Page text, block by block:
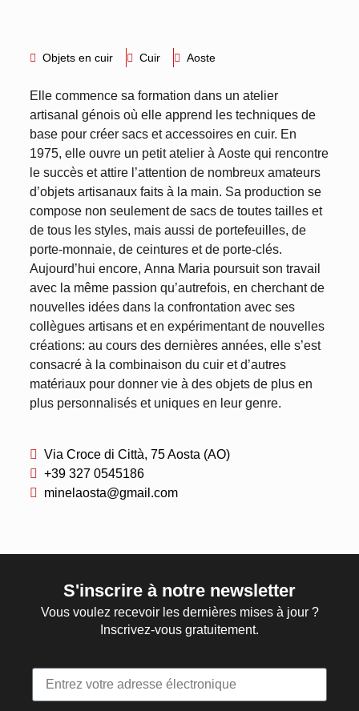
Objets en cuir Cuir Aoste
Elle commence sa formation dans un atelier
artisanal génois où elle apprend les techniques de
base pour créer sacs et accessoires en cuir. En
1975, elle ouvre un petit atelier à Aoste qui rencontre
le succès et attire l’attention de nombreux amateurs
d’objets artisanaux faits à la main. Sa production se
compose non seulement de sacs de toutes tailles et
de tous les styles, mais aussi de portefeuilles, de
porte-monnaie, de ceintures et de porte-clés.
Aujourd’hui encore, Anna Maria poursuit son travail
avec la même passion qu’autrefois, en cherchant de
nouvelles idées dans la confrontation avec ses
collègues artisans et en expérimentant de nouvelles
créations: au cours des dernières années, elle s’est
consacré à la combinaison du cuir et d’autres
matériaux pour donner vie à des objets de plus en
plus personnalisés et uniques en leur genre.
Via Croce di Città, 75 Aosta (AO)
+39 327 0545186
minelaosta@gmail.com
S'inscrire à notre newsletter
Vous voulez recevoir les dernières mises à jour ?
Inscrivez-vous gratuitement.